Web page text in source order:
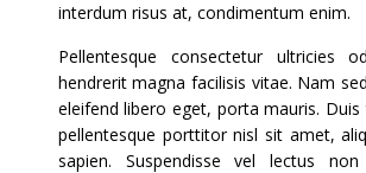
interdum risus at, condimentum enim.
Pellentesque consectetur ultricies
hendrerit magna facilisis vitae. Nam
eleifend libero eget, porta mauris.
pellentesque porttitor nisl sit amet,
sapien. Suspendisse vel lectus